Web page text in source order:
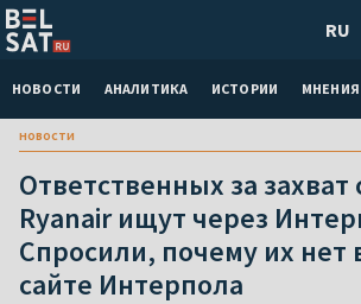
НОВОСТИ АНАЛИТИКА ИСТОРИИ МНЕНИЯ
RU
новости
Ответственных за захват
Ryanair ищут через
Спросили, почему их нет
сайте Интерпола